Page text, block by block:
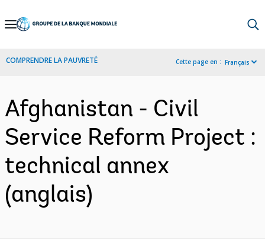
Skip
Navigation
COMPRENDRE LA PAUVRETÉ Cette page en : Français
Afghanistan - Civil
Service Reform Project :
technical annex
(anglais)